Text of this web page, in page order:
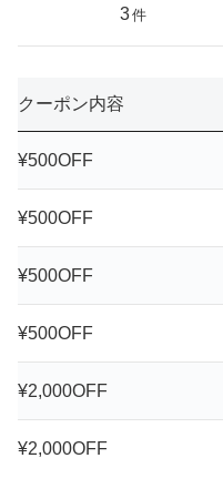
3件
クーポン内容
¥500OFF
¥500OFF
¥500OFF
¥500OFF
¥2,000OFF
¥2,000OFF